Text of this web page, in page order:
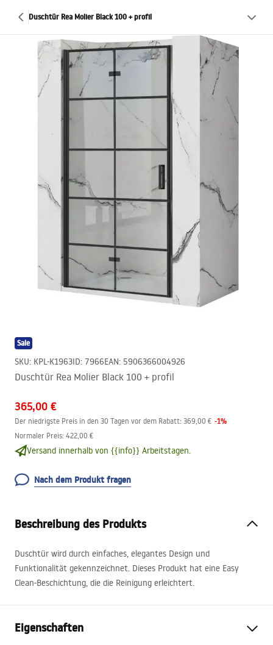
Duschtür Rea Molier Black 100 + profil
Sale
SKU: KPL-K1963ID: 7966EAN: 5906366004926
Duschtür Rea Molier Black 100 + profil
365,00 €
Der niedrigste Preis in den 30 Tagen vor dem Rabatt: 369,00 € -1%
Normaler Preis: 422,00 €
Versand innerhalb von {{info}} Arbeitstagen.
Nach dem Produkt fragen
Beschreibung des Produkts
Duschtür wird durch einfaches, elegantes Design und
Funktionalität gekennzeichnet. Dieses Produkt hat eine Easy
Clean-Beschichtung, die die Reinigung erleichtert.
Eigenschaften